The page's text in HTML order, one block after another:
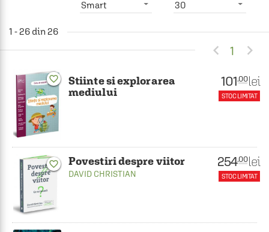
30
Smart
1 - 26 din 26
 1 
favorite_border
Stiinte si explorarea
mediului
101.00 lei
STOC LIMITAT
favorite_border Povestiri despre viitor
DAVID CHRISTIAN
254.00 lei
STOC LIMITAT